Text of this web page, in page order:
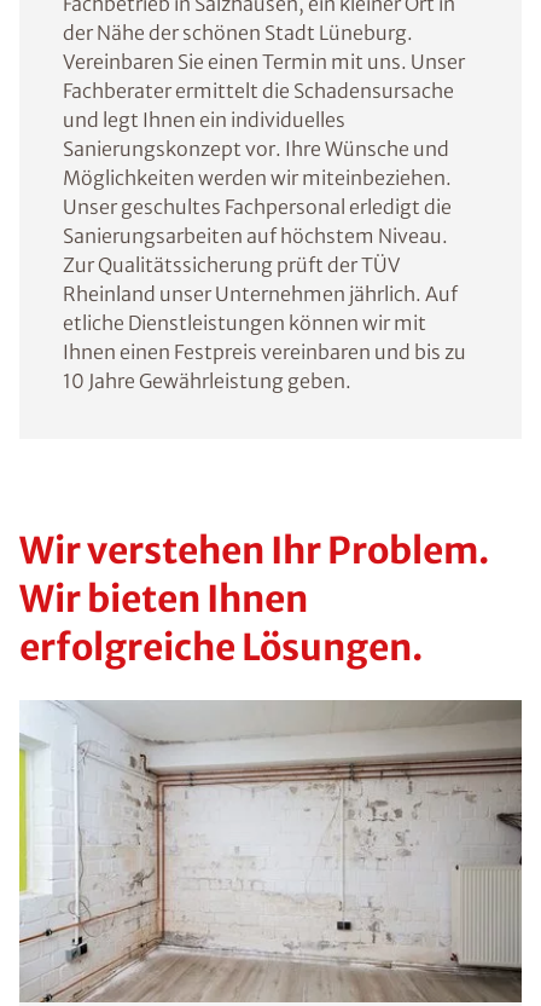
der Nähe der schönen Stadt Lüneburg.
Vereinbaren Sie einen Termin mit uns. Unser
Fachberater ermittelt die Schadensursache
und legt Ihnen ein individuelles
Sanierungskonzept vor. Ihre Wünsche und
Möglichkeiten werden wir miteinbeziehen.
Unser geschultes Fachpersonal erledigt die
Sanierungsarbeiten auf höchstem Niveau.
Zur Qualitätssicherung prüft der TÜV
Rheinland unser Unternehmen jährlich. Auf
etliche Dienstleistungen können wir mit
Ihnen einen Festpreis vereinbaren und bis zu
10 Jahre Gewährleistung geben.
Wir verstehen Ihr Problem.
Wir bieten Ihnen
erfolgreiche Lösungen.